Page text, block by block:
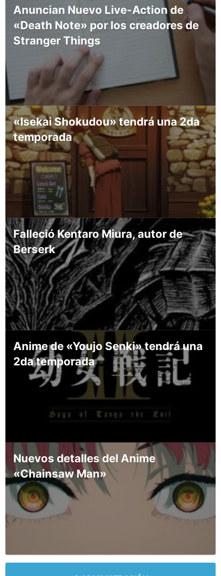
Anuncian Nuevo Live-Action de
«Death Note» por los creadores de
Stranger Things
«Isekai Shokudou» tendrá una 2da
temporada
Falleció Kentaro Miura, autor de
Berserk
Anime de «Youjo Senki» tendrá una
2da temporada
Nuevos detalles del Anime
«Chainsaw Man»